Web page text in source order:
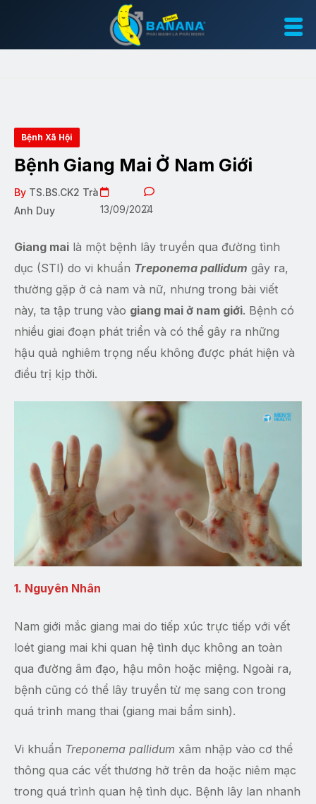
Bệnh Xã Hội
Bệnh Giang Mai Ở Nam Giới
By TS.BS.CK2 Trà
Anh Duy
13/09/2024
0
Giang mai là một bệnh lây truyền qua đường tình
dục (STI) do vi khuẩn Treponema pallidum gây ra,
thường gặp ở cả nam và nữ, nhưng trong bài viết
này, ta tập trung vào giang mai ở nam giới. Bệnh có
nhiều giai đoạn phát triển và có thể gây ra những
hậu quả nghiêm trọng nếu không được phát hiện và
điều trị kịp thời.
1. Nguyên Nhân
Nam giới mắc giang mai do tiếp xúc trực tiếp với vết
loét giang mai khi quan hệ tình dục không an toàn
qua đường âm đạo, hậu môn hoặc miệng. Ngoài ra,
bệnh cũng có thể lây truyền từ mẹ sang con trong
quá trình mang thai (giang mai bẩm sinh).
Vi khuẩn Treponema pallidum xâm nhập vào cơ thể
thông qua các vết thương hở trên da hoặc niêm mạc
trong quá trình quan hệ tình dục. Bệnh lây lan nhanh